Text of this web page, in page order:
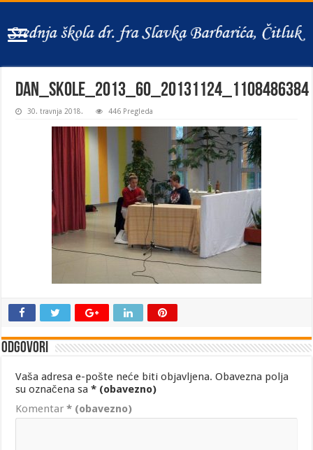
dan_skole_2013_60_20131124_1108486384
30. travnja 2018. 446 Pregleda
Odgovori
Vaša adresa e-pošte neće biti objavljena. Obavezna polja
su označena sa* (obavezno)
Komentar* (obavezno)